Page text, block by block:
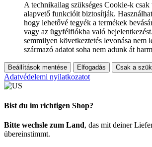
A technikailag szükséges Cookie-k
alapvető funkcióit biztosítják.
hogy lehetővé tegyék a termékek
vagy az ügyfélfiókba való
semmilyen következtetés levonása nem
származó adatot soha nem adunk át
Beállítások mentése Elfogadás Csak a
Adatvédelemi nyilatkozatot
Bist du im richtigen Shop?
Bitte wechsle zum Land, das mit deiner
übereinstimmt.